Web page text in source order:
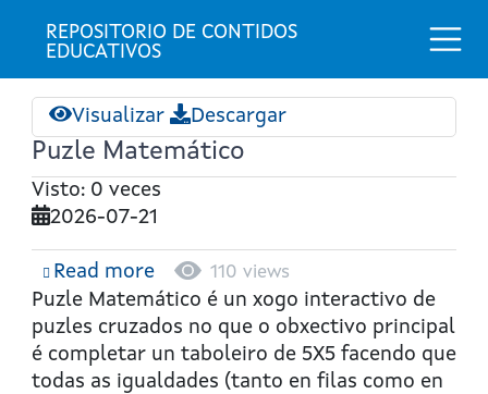
REPOSITORIO DE CONTIDOS
EDUCATIVOS
Visualizar Descargar
Puzle Matemático
Visto: 0 veces
2026-07-21
Read moreabout
Puzle
Matemático
110 views
Puzle Matemático é un xogo interactivo de
puzles cruzados no que o obxectivo principal
é completar un taboleiro de 5X5 facendo que
todas as igualdades (tanto en filas como en